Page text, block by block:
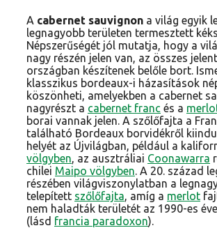
A cabernet sauvignon a világ egyik
legnagyobb területen termesztett
Népszerűségét jól mutatja, hogy a
nagy részén jelen van, az összes
országban készítenek belőle bort.
klasszikus bordeaux-i házasítások
köszönheti, amelyekben a cabernet
nagyrészt a cabernet franc és a
borai vannak jelen. A szőlőfajta a
található Bordeaux borvidékről
helyét az Újvilágban, például a
völgyben, az ausztráliai Coonawarra
chilei Maipo völgyben. A 20. század
részében világviszonylatban a
telepített szőlőfajta, amíg a merlot
nem haladták területét az 1990-es
(lásd francia paradoxon).